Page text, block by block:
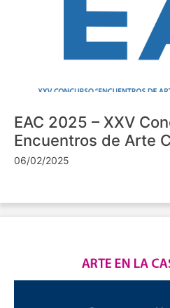
EAC 2025 – XXV
Encuentros de Arte
06/02/2025